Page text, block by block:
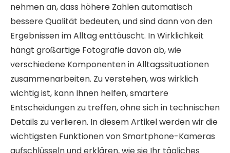
nehmen an, dass höhere Zahlen automatisch
bessere Qualität bedeuten, und sind dann von den
Ergebnissen im Alltag enttäuscht. In Wirklichkeit
hängt großartige Fotografie davon ab, wie
verschiedene Komponenten in Alltagssituationen
zusammenarbeiten. Zu verstehen, was wirklich
wichtig ist, kann Ihnen helfen, smartere
Entscheidungen zu treffen, ohne sich in technischen
Details zu verlieren. In diesem Artikel werden wir die
wichtigsten Funktionen von Smartphone-Kameras
aufschlüsseln und erklären, wie sie Ihr tägliches